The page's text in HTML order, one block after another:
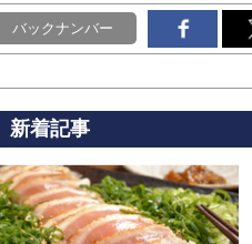
バックナンバー
新着記事